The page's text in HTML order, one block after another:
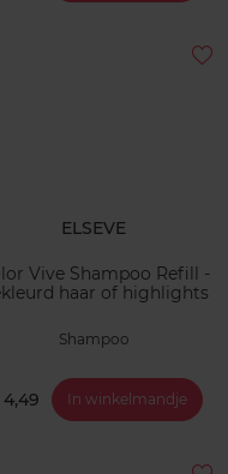
ELSEVE
Vive Shampoo Refill -
haar of highlights
Shampoo
In winkelmandje